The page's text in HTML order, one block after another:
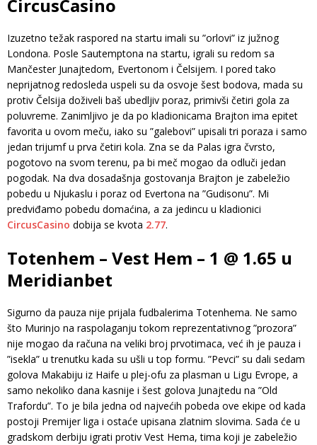
CircusCasino
Izuzetno težak raspored na startu imali su ”orlovi” iz južnog
Londona. Posle Sautemptona na startu, igrali su redom sa
Mančester Junajtedom, Evertonom i Čelsijem. I pored tako
neprijatnog redosleda uspeli su da osvoje šest bodova, mada su
protiv Čelsija doživeli baš ubedljiv poraz, primivši četiri gola za
poluvreme. Zanimljivo je da po kladionicama Brajton ima epitet
favorita u ovom meču, iako su ”galebovi” upisali tri poraza i samo
jedan trijumf u prva četiri kola. Zna se da Palas igra čvrsto,
pogotovo na svom terenu, pa bi meč mogao da odluči jedan
pogodak. Na dva dosadašnja gostovanja Brajton je zabeležio
pobedu u Njukaslu i poraz od Evertona na ”Gudisonu”. Mi
predviđamo pobedu domaćina, a za jedincu u kladionici
CircusCasino dobija se kvota 2.77.
Totenhem – Vest Hem – 1 @ 1.65 u
Meridianbet
Sigurno da pauza nije prijala fudbalerima Totenhema. Ne samo
što Murinjo na raspolaganju tokom reprezentativnog ”prozora”
nije mogao da računa na veliki broj prvotimaca, već ih je pauza i
”isekla” u trenutku kada su ušli u top formu. ”Pevci” su dali sedam
golova Makabiju iz Haife u plej-ofu za plasman u Ligu Evrope, a
samo nekoliko dana kasnije i šest golova Junajtedu na ”Old
Trafordu”. To je bila jedna od najvećih pobeda ove ekipe od kada
postoji Premijer liga i ostaće upisana zlatnim slovima. Sada će u
gradskom derbiju igrati protiv Vest Hema, tima koji je zabeležio